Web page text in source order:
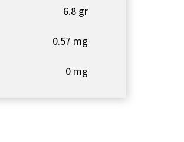
6.8 gr
0.57 mg
0 mg